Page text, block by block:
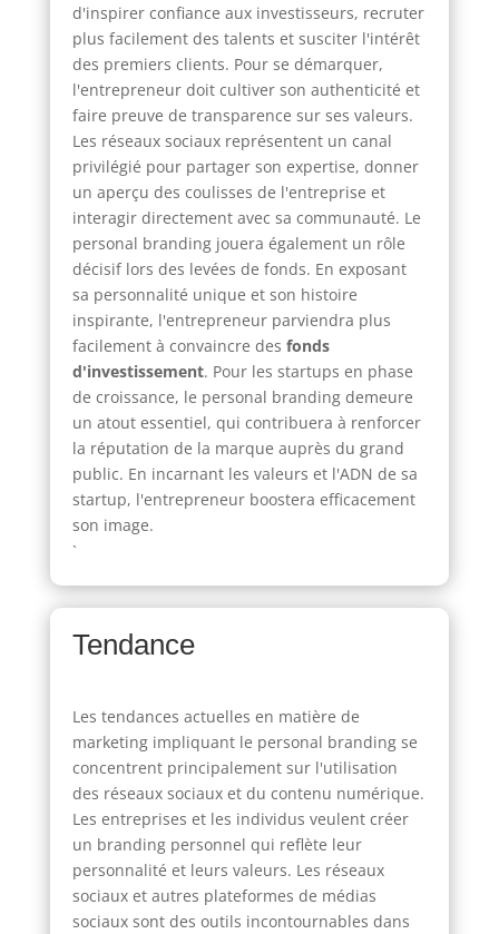
d'inspirer confiance aux investisseurs, recruter
plus facilement des talents et susciter l'intérêt
des premiers clients. Pour se démarquer,
l'entrepreneur doit cultiver son authenticité et
faire preuve de transparence sur ses valeurs.
Les réseaux sociaux représentent un canal
privilégié pour partager son expertise, donner
un aperçu des coulisses de l'entreprise et
interagir directement avec sa communauté. Le
personal branding jouera également un rôle
décisif lors des levées de fonds. En exposant
sa personnalité unique et son histoire
inspirante, l'entrepreneur parviendra plus
facilement à convaincre des fonds
d'investissement. Pour les startups en phase
de croissance, le personal branding demeure
un atout essentiel, qui contribuera à renforcer
la réputation de la marque auprès du grand
public. En incarnant les valeurs et l'ADN de sa
startup, l'entrepreneur boostera efficacement
son image.
`
Tendance
Les tendances actuelles en matière de
marketing impliquant le personal branding se
concentrent principalement sur l'utilisation
des réseaux sociaux et du contenu numérique.
Les entreprises et les individus veulent créer
un branding personnel qui reflète leur
personnalité et leurs valeurs. Les réseaux
sociaux et autres plateformes de médias
sociaux sont des outils incontournables dans